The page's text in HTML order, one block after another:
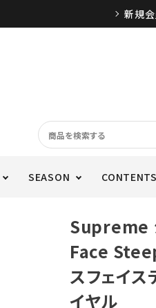
新規
SEASON CONTENTS
Supreme
Face
スフェイス
イヤル